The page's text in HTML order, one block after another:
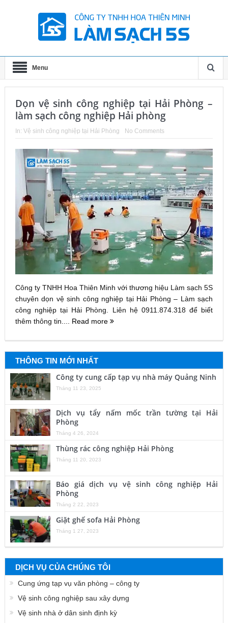
Menu
Dọn vệ sinh công nghiệp tại Hải Phòng –
làm sạch công nghiệp Hải phòng
In: Vệ sinh công nghiệp tại Hải Phòng No Comments
Công ty TNHH Hoa Thiên Minh với thương hiệu Làm sạch 5S
chuyên dọn vệ sinh công nghiệp tại Hải Phòng – Làm sạch
công nghiệp tại Hải Phòng. Liên hệ 0911.874.318 để biết
thêm thông tin.... Read more
THÔNG TIN MỚI NHẤT
Công ty cung cấp tạp vụ nhà máy Quảng Ninh
Tháng 11 23, 2025
Dịch vụ tẩy nấm mốc trần tường tại Hải
Phòng
Tháng 4 26, 2024
Thùng rác công nghiệp Hải Phòng
Tháng 11 20, 2023
Báo giá dịch vụ vệ sinh công nghiệp Hải
Phòng
Tháng 2 22, 2023
Giặt ghế sofa Hải Phòng
Tháng 1 27, 2023
DỊCH VỤ CỦA CHÚNG TÔI
Cung ứng tạp vụ văn phòng – công ty
Vệ sinh công nghiệp sau xây dựng
Vệ sinh nhà ở dân sinh định kỳ